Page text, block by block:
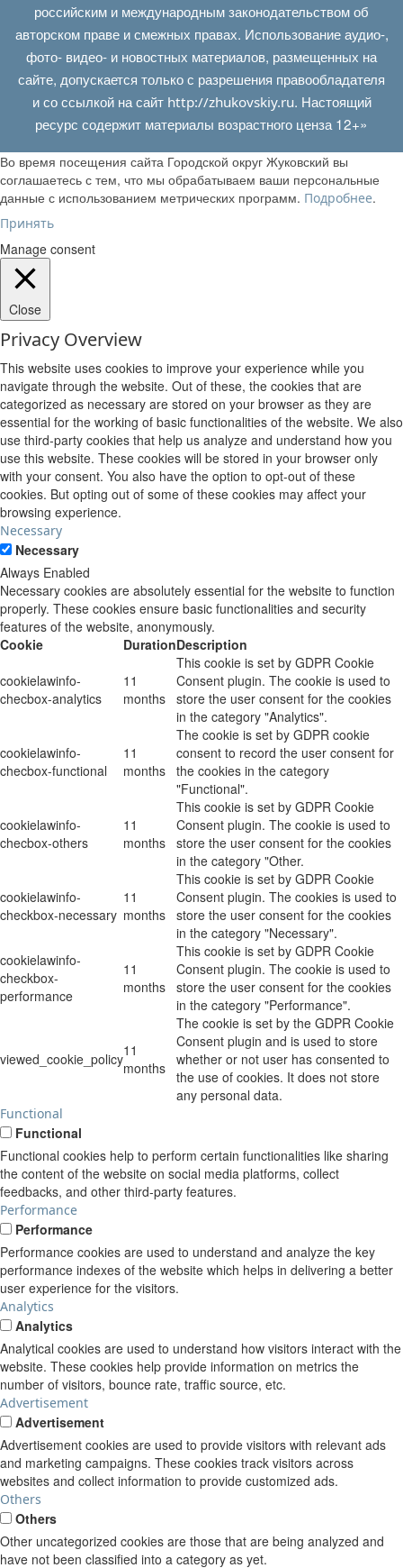
российским и международным законодательством об
авторском праве и смежных правах. Использование аудио-,
фото- видео- и новостных материалов, размещенных на
сайте, допускается только с разрешения правообладателя
и со ссылкой на сайт http://zhukovskiy.ru. Настоящий
ресурс содержит материалы возрастного ценза 12+»
Во время посещения сайта Городской округ Жуковский вы
соглашаетесь с тем, что мы обрабатываем ваши персональные
данные с использованием метрических программ. Подробнее.
Принять
Manage consent
Close
Privacy Overview
This website uses cookies to improve your experience while you
navigate through the website. Out of these, the cookies that are
categorized as necessary are stored on your browser as they are
essential for the working of basic functionalities of the website. We also
use third-party cookies that help us analyze and understand how you
use this website. These cookies will be stored in your browser only
with your consent. You also have the option to opt-out of these
cookies. But opting out of some of these cookies may affect your
browsing experience.
Necessary
Necessary
Always Enabled
Necessary cookies are absolutely essential for the website to function
properly. These cookies ensure basic functionalities and security
features of the website, anonymously.
Cookie
DurationDescription
cookielawinfo-
checbox-analytics
11
months
This cookie is set by GDPR Cookie
Consent plugin. The cookie is used to
store the user consent for the cookies
in the category "Analytics".
cookielawinfo-
checbox-functional
11
months
The cookie is set by GDPR cookie
consent to record the user consent for
the cookies in the category
"Functional".
cookielawinfo-
checbox-others
11
months
This cookie is set by GDPR Cookie
Consent plugin. The cookie is used to
store the user consent for the cookies
in the category "Other.
cookielawinfo-
checkbox-necessary
11
months
This cookie is set by GDPR Cookie
Consent plugin. The cookies is used to
store the user consent for the cookies
in the category "Necessary".
cookielawinfo-
checkbox-
performance
11
months
This cookie is set by GDPR Cookie
Consent plugin. The cookie is used to
store the user consent for the cookies
in the category "Performance".
viewed_cookie_policy11
months
The cookie is set by the GDPR Cookie
Consent plugin and is used to store
whether or not user has consented to
the use of cookies. It does not store
any personal data.
Functional
Functional
Functional cookies help to perform certain functionalities like sharing
the content of the website on social media platforms, collect
feedbacks, and other third-party features.
Performance
Performance
Performance cookies are used to understand and analyze the key
performance indexes of the website which helps in delivering a better
user experience for the visitors.
Analytics
Analytics
Analytical cookies are used to understand how visitors interact with the
website. These cookies help provide information on metrics the
number of visitors, bounce rate, traffic source, etc.
Advertisement
Advertisement
Advertisement cookies are used to provide visitors with relevant ads
and marketing campaigns. These cookies track visitors across
websites and collect information to provide customized ads.
Others
Others
Other uncategorized cookies are those that are being analyzed and
have not been classified into a category as yet.